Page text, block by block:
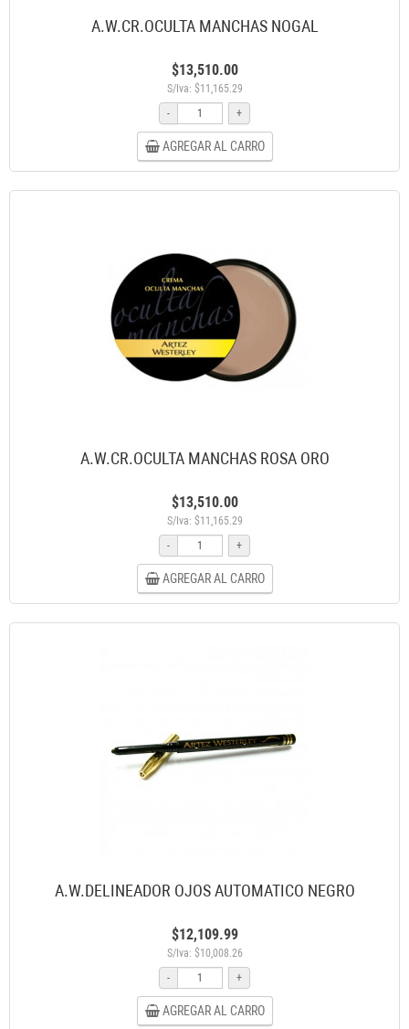
A.W.CR.OCULTA MANCHAS NOGAL
$13,510.00
S/Iva: $11,165.29
-
+
AGREGAR AL CARRO
A.W.CR.OCULTA MANCHAS ROSA ORO
$13,510.00
S/Iva: $11,165.29
-
+
AGREGAR AL CARRO
A.W.DELINEADOR OJOS AUTOMATICO NEGRO
$12,109.99
S/Iva: $10,008.26
-
+
AGREGAR AL CARRO